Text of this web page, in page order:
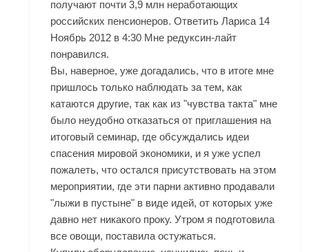
получают почти 3,9 млн неработающих
российских пенсионеров. Ответить Лариса 14
Ноябрь 2012 в 4:30 Мне редуксин-лайт
понравился.
Вы, наверное, уже догадались, что в итоге мне
пришлось только наблюдать за тем, как
катаются другие, так как из "чувства такта" мне
было неудобно отказаться от приглашения на
итоговый семинар, где обсуждались идеи
спасения мировой экономики, и я уже успел
пожалеть, что остался присутствовать на этом
мероприятии, где эти парни активно продавали
"лыжи в пустыне" в виде идей, от которых уже
давно нет никакого проку. Утром я подготовила
все овощи, поставила остужаться.